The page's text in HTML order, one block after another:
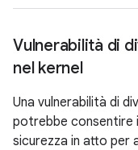
Vulnerabilità di
nel kernel
Una vulnerabilità di
potrebbe consentire
sicurezza in atto per